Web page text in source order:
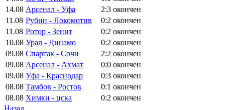
14.08 Арсенал - Уфа 2:3 окончен
11.08 Рубин - Локомотив 0:2 окончен
11.08 Ротор - Зенит 0:2 окончен
10.08 Урал - Динамо 0:2 окончен
09.08 Спартак - Сочи 2:2 окончен
09.08 Арсенал - Ахмат 0:0 окончен
09.08 Уфа - Краснодар 0:3 окончен
08.08 Тамбов - Ростов 0:1 окончен
08.08 Химки - цска 0:2 окончен
Назад